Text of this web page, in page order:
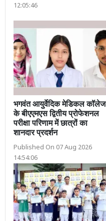
12:05:46
भगवंत आयुर्वेदिक मेडिकल कॉलेज
के बीएएमएस द्वितीय प्रोफेशनल
परीक्षा परिणाम में छात्रों का
शानदार प्रदर्शन
Published On 07 Aug 2026
14:54:06